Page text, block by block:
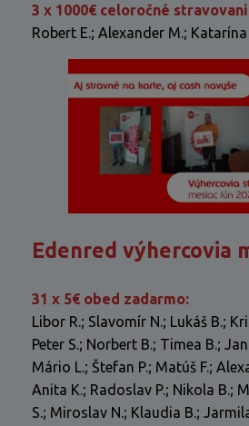
3 x 1000€ celoročné
Robert E.; Alexander M.; Katarína
Edenred výhercovia
31 x 5€ obed zadarmo:
Libor R.; Slavomír N.; Lukáš B.;
Peter S.; Norbert B.; Timea B.;
Mário L.; Štefan P.; Matúš F.;
Anita K.; Radoslav P.; Nikola B.;
S.; Miroslav N.; Klaudia B.;